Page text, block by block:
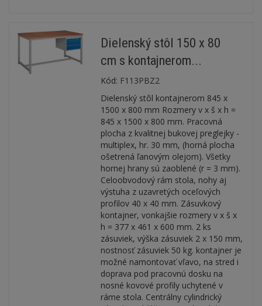
Dielenský stôl 150 x 80
cm s kontajnerom...
Kód: F113PBZ2
Dielenský stôl kontajnerom 845 x
1500 x 800 mm Rozmery v x š x h =
845 x 1500 x 800 mm. Pracovná
plocha z kvalitnej bukovej preglejky -
multiplex, hr. 30 mm, (horná plocha
ošetrená ľanovým olejom). Všetky
hornej hrany sú zaoblené (r = 3 mm).
Celoobvodový rám stola, nohy aj
výstuha z uzavretých oceľových
profilov 40 x 40 mm. Zásuvkový
kontajner, vonkajšie rozmery v x š x
h = 377 x 461 x 600 mm. 2 ks
zásuviek, výška zásuviek 2 x 150 mm,
nostnosť zásuviek 50 kg. kontajner je
možné namontovať vľavo, na stred i
doprava pod pracovnú dosku na
nosné kovové profily uchytené v
ráme stola. Centrálny cylindrický